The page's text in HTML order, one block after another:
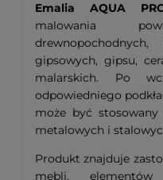
Emalia AQUA
malowania
gipsowych, gipsu,
malarskich. Po
odpowiedniego
może być
metalowych i
Produkt znajduje
mebli, elementów